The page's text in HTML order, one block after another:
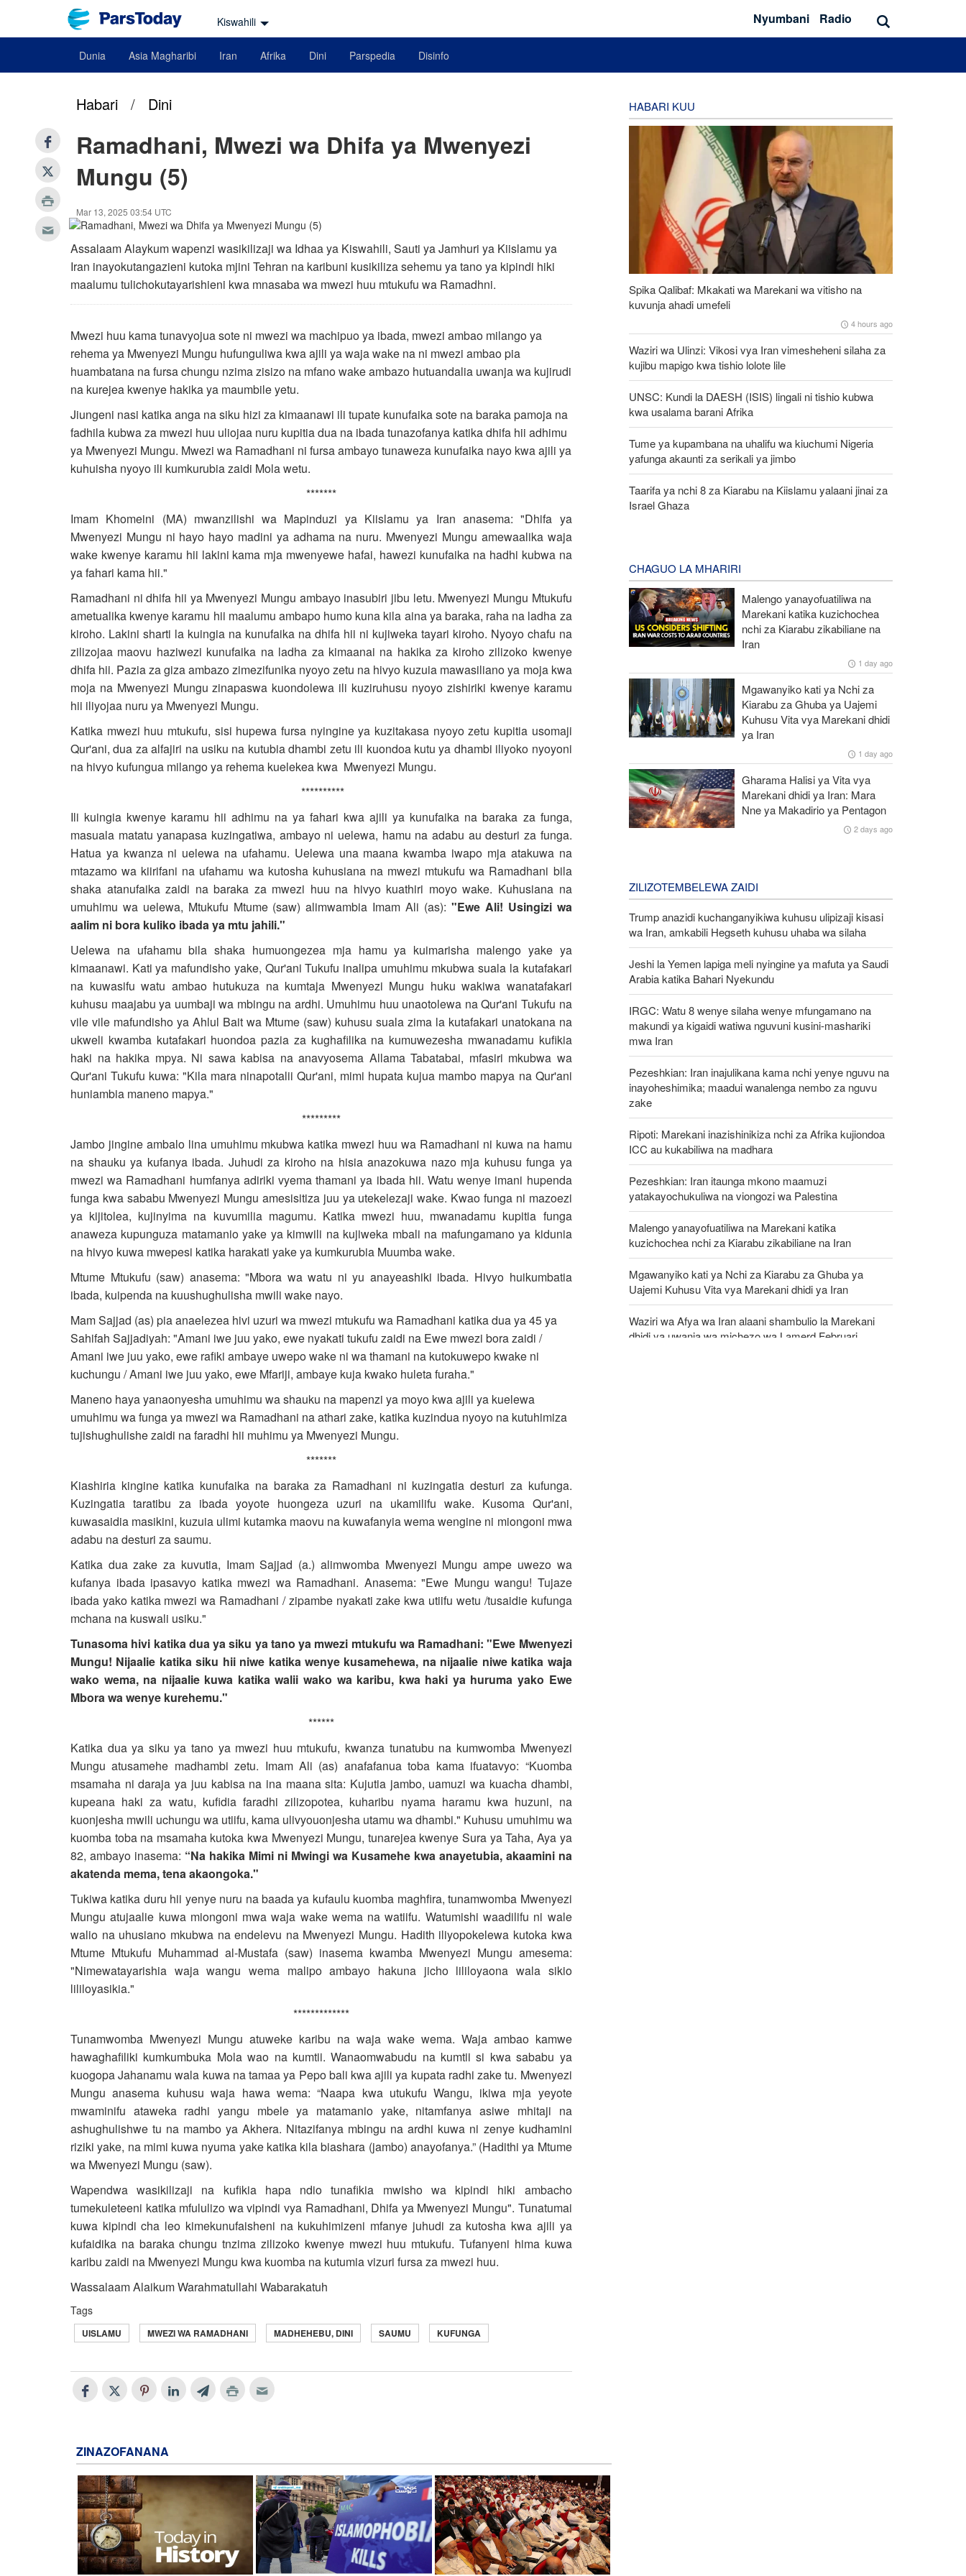
Kiswahili Nyumbani Radio
Dunia Asia Magharibi Iran Afrika Dini Parspedia Disinfo
Habari / Dini
Ramadhani, Mwezi wa Dhifa ya Mwenyezi
Mungu (5)
Mar 13, 2025 03:54 UTC
Assalaam Alaykum wapenzi wasikilizaji wa Idhaa ya Kiswahili, Sauti ya Jamhuri ya Kiislamu ya
Iran inayokutangazieni kutoka mjini Tehran na karibuni kusikiliza sehemu ya tano ya kipindi hiki
maalumu tulichokutayarishieni kwa mnasaba wa mwezi huu mtukufu wa Ramadhni.
Mwezi huu kama tunavyojua sote ni mwezi wa machipuo ya ibada, mwezi ambao milango ya
rehema ya Mwenyezi Mungu hufunguliwa kwa ajili ya waja wake na ni mwezi ambao pia
huambatana na fursa chungu nzima zisizo na mfano wake ambazo hutuandalia uwanja wa kujirudi
na kurejea kwenye hakika ya maumbile yetu.
Jiungeni nasi katika anga na siku hizi za kimaanawi ili tupate kunufaika sote na baraka pamoja na
fadhila kubwa za mwezi huu uliojaa nuru kupitia dua na ibada tunazofanya katika dhifa hii adhimu
ya Mwenyezi Mungu. Mwezi wa Ramadhani ni fursa ambayo tunaweza kunufaika nayo kwa ajili ya
kuhuisha nyoyo ili kumkurubia zaidi Mola wetu.
*******
Imam Khomeini (MA) mwanzilishi wa Mapinduzi ya Kiislamu ya Iran anasema: "Dhifa ya
Mwenyezi Mungu ni hayo hayo madini ya adhama na nuru. Mwenyezi Mungu amewaalika waja
wake kwenye karamu hii lakini kama mja mwenyewe hafai, hawezi kunufaika na hadhi kubwa na
ya fahari kama hii."
Ramadhani ni dhifa hii ya Mwenyezi Mungu ambayo inasubiri jibu letu. Mwenyezi Mungu Mtukufu
ametualika kwenye karamu hii maalumu ambapo humo kuna kila aina ya baraka, raha na ladha za
kiroho. Lakini sharti la kuingia na kunufaika na dhifa hii ni kujiweka tayari kiroho. Nyoyo chafu na
zilizojaa maovu haziwezi kunufaika na ladha za kimaanai na hakika za kiroho zilizoko kwenye
dhifa hii. Pazia za giza ambazo zimezifunika nyoyo zetu na hivyo kuzuia mawasiliano ya moja kwa
moja na Mwenyezi Mungu zinapaswa kuondolewa ili kuziruhusu nyoyo zishiriki kwenye karamu
hii iliyojaa nuru ya Mwenyezi Mungu.
Katika mwezi huu mtukufu, sisi hupewa fursa nyingine ya kuzitakasa nyoyo zetu kupitia usomaji
Qur'ani, dua za alfajiri na usiku na kutubia dhambi zetu ili kuondoa kutu ya dhambi iliyoko nyoyoni
na hivyo kufungua milango ya rehema kuelekea kwa Mwenyezi Mungu.
**********
Ili kuingia kwenye karamu hii adhimu na ya fahari kwa ajili ya kunufaika na baraka za funga,
masuala matatu yanapasa kuzingatiwa, ambayo ni uelewa, hamu na adabu au desturi za funga.
Hatua ya kwanza ni uelewa na ufahamu. Uelewa una maana kwamba iwapo mja atakuwa na
mtazamo wa kiirifani na ufahamu wa kutosha kuhusiana na mwezi mtukufu wa Ramadhani bila
shaka atanufaika zaidi na baraka za mwezi huu na hivyo kuathiri moyo wake. Kuhusiana na
umuhimu wa uelewa, Mtukufu Mtume (saw) alimwambia Imam Ali (as): "Ewe Ali! Usingizi wa
aalim ni bora kuliko ibada ya mtu jahili."
Uelewa na ufahamu bila shaka humuongezea mja hamu ya kuimarisha malengo yake ya
kimaanawi. Kati ya mafundisho yake, Qur'ani Tukufu inalipa umuhimu mkubwa suala la kutafakari
na kuwasifu watu ambao hutukuza na kumtaja Mwenyezi Mungu huku wakiwa wanatafakari
kuhusu maajabu ya uumbaji wa mbingu na ardhi. Umuhimu huu unaotolewa na Qur'ani Tukufu na
vile vile mafundisho ya Ahlul Bait wa Mtume (saw) kuhusu suala zima la kutafakari unatokana na
ukweli kwamba kutafakari huondoa pazia za kughafilika na kumuwezesha mwanadamu kufikia
haki na hakika mpya. Ni sawa kabisa na anavyosema Allama Tabatabai, mfasiri mkubwa wa
Qur'ani Tukufu kuwa: "Kila mara ninapotalii Qur'ani, mimi hupata kujua mambo mapya na Qur'ani
huniambia maneno mapya."
*********
Jambo jingine ambalo lina umuhimu mkubwa katika mwezi huu wa Ramadhani ni kuwa na hamu
na shauku ya kufanya ibada. Juhudi za kiroho na hisia anazokuwa nazo mja kuhusu funga ya
mwezi wa Ramadhani humfanya adiriki vyema thamani ya ibada hii. Watu wenye imani hupenda
funga kwa sababu Mwenyezi Mungu amesisitiza juu ya utekelezaji wake. Kwao funga ni mazoezi
ya kijitolea, kujinyima na kuvumilia magumu. Katika mwezi huu, mwanadamu kupitia funga
anaweza kupunguza matamanio yake ya kimwili na kujiweka mbali na mafungamano ya kidunia
na hivyo kuwa mwepesi katika harakati yake ya kumkurubia Muumba wake.
Mtume Mtukufu (saw) anasema: "Mbora wa watu ni yu anayeashiki ibada. Hivyo huikumbatia
ibada, kuipenda na kuushughulisha mwili wake nayo.
Mam Sajjad (as) pia anaelezea hivi uzuri wa mwezi mtukufu wa Ramadhani katika dua ya 45 ya
Sahifah Sajjadiyah: "Amani iwe juu yako, ewe nyakati tukufu zaidi na Ewe mwezi bora zaidi /
Amani iwe juu yako, ewe rafiki ambaye uwepo wake ni wa thamani na kutokuwepo kwake ni
kuchungu / Amani iwe juu yako, ewe Mfariji, ambaye kuja kwako huleta furaha."
Maneno haya yanaonyesha umuhimu wa shauku na mapenzi ya moyo kwa ajili ya kuelewa
umuhimu wa funga ya mwezi wa Ramadhani na athari zake, katika kuzindua nyoyo na kutuhimiza
tujishughulishe zaidi na faradhi hii muhimu ya Mwenyezi Mungu.
*******
Kiashiria kingine katika kunufaika na baraka za Ramadhani ni kuzingatia desturi za kufunga.
Kuzingatia taratibu za ibada yoyote huongeza uzuri na ukamilifu wake. Kusoma Qur'ani,
kuwasaidia masikini, kuzuia ulimi kutamka maovu na kuwafanyia wema wengine ni miongoni mwa
adabu na desturi za saumu.
Katika dua zake za kuvutia, Imam Sajjad (a.) alimwomba Mwenyezi Mungu ampe uwezo wa
kufanya ibada ipasavyo katika mwezi wa Ramadhani. Anasema: "Ewe Mungu wangu! Tujaze
ibada yako katika mwezi wa Ramadhani / zipambe nyakati zake kwa utiifu wetu /tusaidie kufunga
mchana na kuswali usiku."
Tunasoma hivi katika dua ya siku ya tano ya mwezi mtukufu wa Ramadhani: "Ewe Mwenyezi
Mungu! Nijaalie katika siku hii niwe katika wenye kusamehewa, na nijaalie niwe katika waja
wako wema, na nijaalie kuwa katika walii wako wa karibu, kwa haki ya huruma yako Ewe
Mbora wa wenye kurehemu."
******
Katika dua ya siku ya tano ya mwezi huu mtukufu, kwanza tunatubu na kumwomba Mwenyezi
Mungu atusamehe madhambi zetu. Imam Ali (as) anafafanua toba kama ifuatavyo: “Kuomba
msamaha ni daraja ya juu kabisa na ina maana sita: Kujutia jambo, uamuzi wa kuacha dhambi,
kupeana haki za watu, kufidia faradhi zilizopotea, kuharibu nyama haramu kwa huzuni, na
kuonjesha mwili uchungu wa utiifu, kama ulivyouonjesha utamu wa dhambi." Kuhusu umuhimu wa
kuomba toba na msamaha kutoka kwa Mwenyezi Mungu, tunarejea kwenye Sura ya Taha, Aya ya
82, ambayo inasema: “Na hakika Mimi ni Mwingi wa Kusamehe kwa anayetubia, akaamini na
akatenda mema, tena akaongoka."
Tukiwa katika duru hii yenye nuru na baada ya kufaulu kuomba maghfira, tunamwomba Mwenyezi
Mungu atujaalie kuwa miongoni mwa waja wake wema na watiifu. Watumishi waadilifu ni wale
walio na uhusiano mkubwa na endelevu na Mwenyezi Mungu. Hadith iliyopokelewa kutoka kwa
Mtume Mtukufu Muhammad al-Mustafa (saw) inasema kwamba Mwenyezi Mungu amesema:
"Nimewatayarishia waja wangu wema malipo ambayo hakuna jicho lililoyaona wala sikio
lililoyasikia."
*************
Tunamwomba Mwenyezi Mungu atuweke karibu na waja wake wema. Waja ambao kamwe
hawaghafiliki kumkumbuka Mola wao na kumtii. Wanaomwabudu na kumtii si kwa sababu ya
kuogopa Jahanamu wala kuwa na tamaa ya Pepo bali kwa ajili ya kupata radhi zake tu. Mwenyezi
Mungu anasema kuhusu waja hawa wema: “Naapa kwa utukufu Wangu, ikiwa mja yeyote
mwaminifu ataweka radhi yangu mbele ya matamanio yake, nitamfanya asiwe mhitaji na
ashughulishwe tu na mambo ya Akhera. Nitazifanya mbingu na ardhi kuwa ni zenye kudhamini
riziki yake, na mimi kuwa nyuma yake katika kila biashara (jambo) anayofanya.” (Hadithi ya Mtume
wa Mwenyezi Mungu (saw).
Wapendwa wasikilizaji na kufikia hapa ndio tunafikia mwisho wa kipindi hiki ambacho
tumekuleteeni katika mfululizo wa vipindi vya Ramadhani, Dhifa ya Mwenyezi Mungu". Tunatumai
kuwa kipindi cha leo kimekunufaisheni na kukuhimizeni mfanye juhudi za kutosha kwa ajili ya
kufaidika na baraka chungu tnzima zilizoko kwenye mwezi huu mtukufu. Tufanyeni hima kuwa
karibu zaidi na Mwenyezi Mungu kwa kuomba na kutumia vizuri fursa za mwezi huu.
Wassalaam Alaikum Warahmatullahi Wabarakatuh
Tags
UISLAMU MWEZI WA RAMADHANI MADHEHEBU, DINI SAUMU KUFUNGA
ZINAZOFANANA
HABARI KUU
Spika Qalibaf: Mkakati wa Marekani wa vitisho na
kuvunja ahadi umefeli
4 hours ago
Waziri wa Ulinzi: Vikosi vya Iran vimesheheni silaha za
kujibu mapigo kwa tishio lolote lile
UNSC: Kundi la DAESH (ISIS) lingali ni tishio kubwa
kwa usalama barani Afrika
Tume ya kupambana na uhalifu wa kiuchumi Nigeria
yafunga akaunti za serikali ya jimbo
Taarifa ya nchi 8 za Kiarabu na Kiislamu yalaani jinai za
Israel Ghaza
CHAGUO LA MHARIRI
Malengo yanayofuatiliwa na
Marekani katika kuzichochea
nchi za Kiarabu zikabiliane na
Iran
1 day ago
Mgawanyiko kati ya Nchi za
Kiarabu za Ghuba ya Uajemi
Kuhusu Vita vya Marekani dhidi
ya Iran
1 day ago
Gharama Halisi ya Vita vya
Marekani dhidi ya Iran: Mara
Nne ya Makadirio ya Pentagon
2 days ago
ZILIZOTEMBELEWA ZAIDI
Trump anazidi kuchanganyikiwa kuhusu ulipizaji kisasi
wa Iran, amkabili Hegseth kuhusu uhaba wa silaha
Jeshi la Yemen lapiga meli nyingine ya mafuta ya Saudi
Arabia katika Bahari Nyekundu
IRGC: Watu 8 wenye silaha wenye mfungamano na
makundi ya kigaidi watiwa nguvuni kusini-mashariki
mwa Iran
Pezeshkian: Iran inajulikana kama nchi yenye nguvu na
inayoheshimika; maadui wanalenga nembo za nguvu
zake
Ripoti: Marekani inazishinikiza nchi za Afrika kujiondoa
ICC au kukabiliwa na madhara
Pezeshkian: Iran itaunga mkono maamuzi
yatakayochukuliwa na viongozi wa Palestina
Malengo yanayofuatiliwa na Marekani katika
kuzichochea nchi za Kiarabu zikabiliane na Iran
Mgawanyiko kati ya Nchi za Kiarabu za Ghuba ya
Uajemi Kuhusu Vita vya Marekani dhidi ya Iran
Waziri wa Afya wa Iran alaani shambulio la Marekani
dhidi ya uwanja wa michezo wa Lamerd Februari